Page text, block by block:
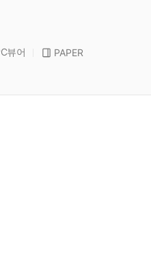
뷰어 PAPER